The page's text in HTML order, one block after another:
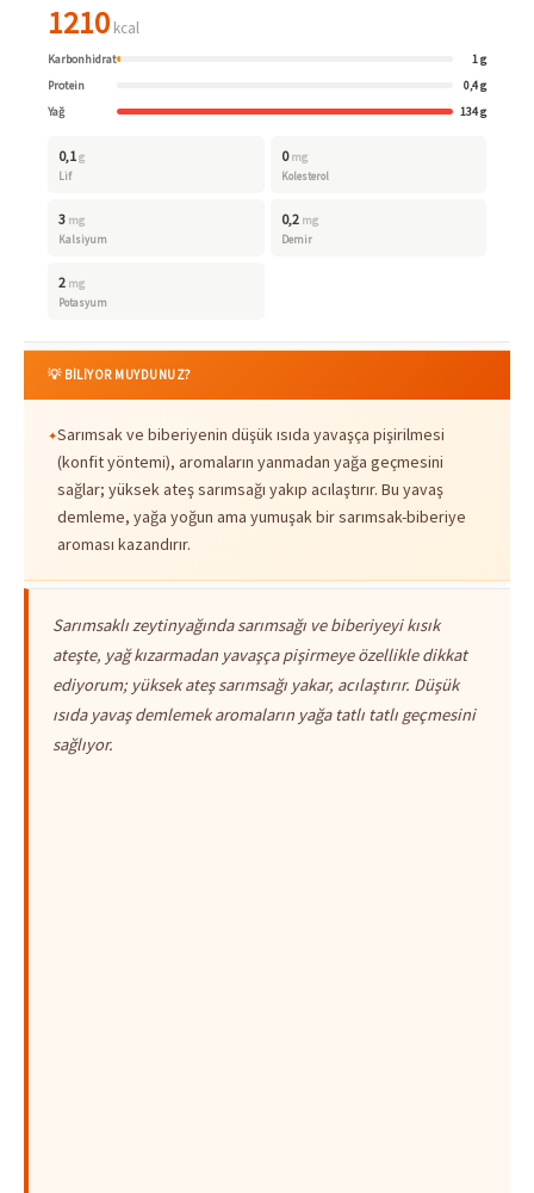
1210 kcal
Karbonhidrat
1 g
Protein
0,4 g
Yağ
134 g
0,1g
Lif
0 mg
Kolesterol
3 mg
Kalsiyum
0,2 mg
Demir
2 mg
Potasyum
💡 BİLİYOR MUYDUNUZ?
Sarımsak ve biberiyenin düşük ısıda yavaşça pişirilmesi
(konfit yöntemi), aromaların yanmadan yağa geçmesini
sağlar; yüksek ateş sarımsağı yakıp acılaştırır. Bu yavaş
demleme, yağa yoğun ama yumuşak bir sarımsak-biberiye
aroması kazandırır.
Sarımsaklı zeytinyağında sarımsağı ve biberiyeyi kısık
ateşte, yağ kızarmadan yavaşça pişirmeye özellikle dikkat
ediyorum; yüksek ateş sarımsağı yakar, acılaştırır. Düşük
ısıda yavaş demlemek aromaların yağa tatlı tatlı geçmesini
sağlıyor.